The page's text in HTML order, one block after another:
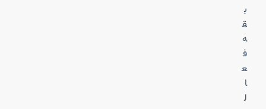
ب
ق
ه
ف
ع
ا
ل